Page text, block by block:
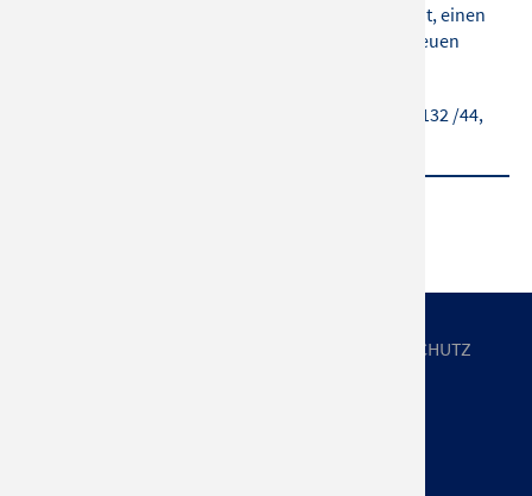
Verpassen Sie nicht diese besondere Gelegenheit, einen
Abend voller Magie und Musik zu erleben. Wir freuen
: AZ EVENT PRODUCTION, Maleicka 132 /44,
DATENSCHUTZ